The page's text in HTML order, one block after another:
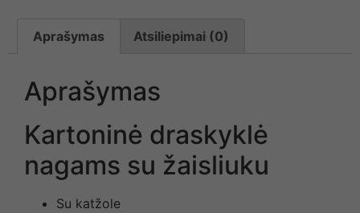
Aprašymas Atsiliepimai (0)
Aprašymas
Kartoninė draskyklė
nagams su žaisliuku
Su katžole